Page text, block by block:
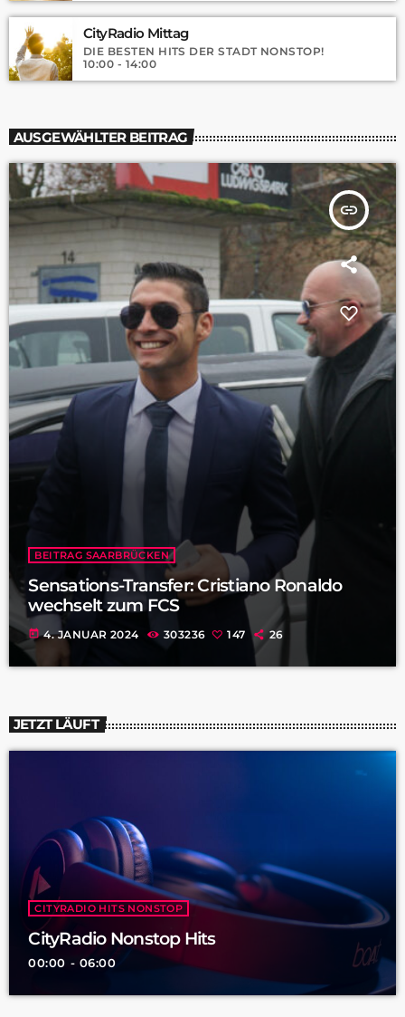
CityRadio Mittag
DIE BESTEN HITS DER STADT NONSTOP!
10:00 - 14:00
AUSGEWÄHLTER BEITRAG
insert_link
BEITRAG SAARBRÜCKEN
Sensations-Transfer: Cristiano Ronaldo
wechselt zum FCS
today 4. JANUAR 2024 303236 147 26
JETZT LÄUFT
CITYRADIO HITS NONSTOP
CityRadio Nonstop Hits
00:00 - 06:00